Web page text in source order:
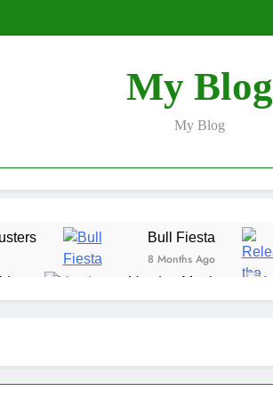
My Blog
My Blog
Bull Fiesta
8 Months Ago
Voodoo Magic
9 Months Ago
Dice
Rise of Samurai 4